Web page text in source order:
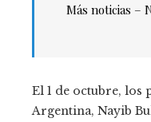
Más noticias –
El 1 de octubre, los
Argentina, Nayib